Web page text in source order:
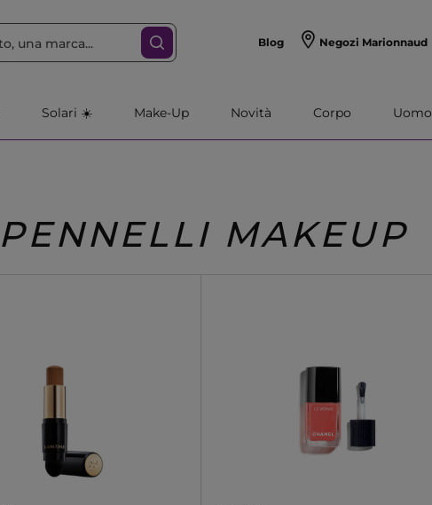
Blog Negozi Marionnaud
Solari ☀️ Make-Up Novità Corpo Uomo
PENNELLI MAKEUP